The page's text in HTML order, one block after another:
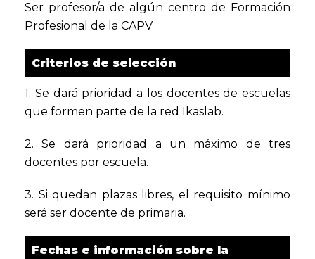
Ser profesor/a de algún centro de Formación
Profesional de la CAPV
Criterios de selección
1. Se dará prioridad a los docentes de escuelas
que formen parte de la red Ikaslab.
2. Se dará prioridad a un máximo de tres
docentes por escuela.
3. Si quedan plazas libres, el requisito mínimo
será ser docente de primaria.
Fechas e información sobre la